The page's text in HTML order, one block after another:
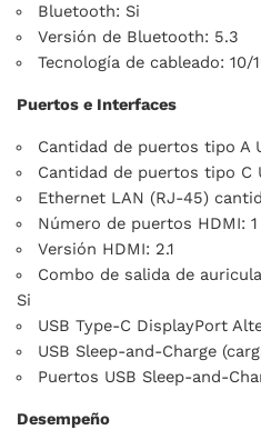
Bluetooth: Si
Versión de Bluetooth: 5.3
Tecnología de cableado: 10/
Puertos e Interfaces
Cantidad de puertos tipo A
Cantidad de puertos tipo C
Ethernet LAN (RJ-45)
Número de puertos HDMI: 1
Versión HDMI: 2.1
Combo de salida de
Si
USB Type-C DisplayPort
USB Sleep-and-Charge
Puertos USB Sleep-and-
Desempeño